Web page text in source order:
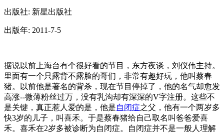
出版社: 新星出版社
出版年: 2011-7-5
据说以前上海台有个很好看的节目，东方夜谈，刘仪伟主持。
里面有一个只露背不露脸的哥们，非常有趣好玩，他叫蔡春
猪。以前他是著名的背杀，现在节目停掉了，他的名气却愈发
高涨--微薄粉丝过万，没有乳沟却有深深的V字注册。这些不
是关键，真正惹人爱的是，他是自闭症之父，他有一个两岁多
快3岁的儿子，叫喜禾。于是蔡春猪给自己取名叫爸爸爱喜
禾。喜禾在2岁多被诊断为自闭症。自闭症并不是一般人理解